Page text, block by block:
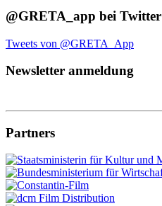
@GRETA_app bei Twitter
Tweets von @GRETA_App
Newsletter anmeldung
Partners